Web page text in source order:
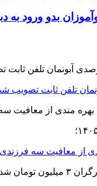
از معافیت سه فرزندی